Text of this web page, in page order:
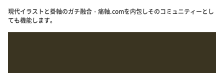
現代イラストと掛軸のガチ融合・痛軸.comを内包しそのコミュニティーとし
ても機能します。